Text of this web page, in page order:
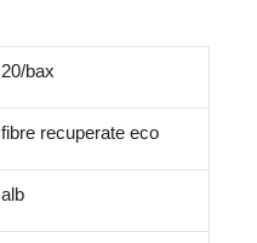
20/bax
fibre recuperate eco
alb